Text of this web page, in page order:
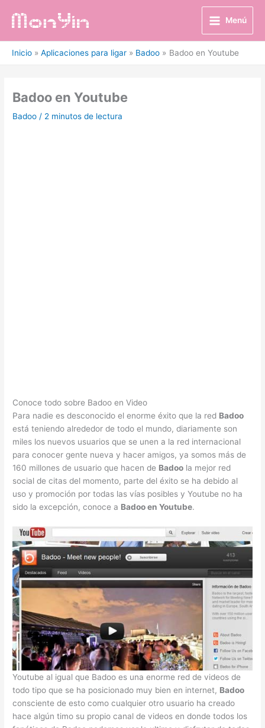
Menú
Inicio Aplicaciones para ligar Badoo Badoo en Youtube
Badoo en Youtube
Badoo / 2 minutos de lectura
Conoce todo sobre Badoo en Video
Para nadie es desconocido el enorme éxito que la red Badoo
está teniendo alrededor de todo el mundo, diariamente son
miles los nuevos usuarios que se unen a la red internacional
para conocer gente nueva y hacer amigos, ya somos más de
160 millones de usuario que hacen de Badoo la mejor red
social de citas del momento, parte del éxito se ha debido al
uso y promoción por todas las vías posibles y Youtube no ha
sido la excepción, conoce a Badoo en Youtube.
Youtube al igual que Badoo es una enorme red de videos de
todo tipo que se ha posicionado muy bien en internet, Badoo
consciente de esto como cualquier otro usuario ha creado
hace algún timo su propio canal de videos en donde todos los